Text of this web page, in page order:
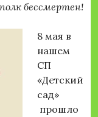
бессмертен!
8 мая в
нашем
СП
«Детский
сад»
прошло